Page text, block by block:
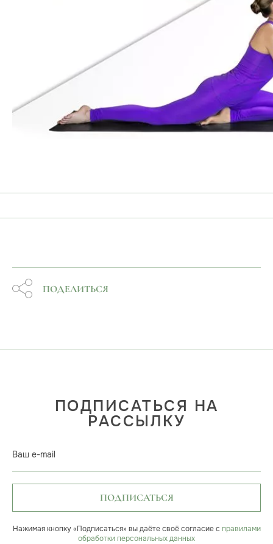
ПОДЕЛИТЬСЯ
ПОДПИСАТЬСЯ НА
РАССЫЛКУ
Ваш e-mail
ПОДПИСАТЬСЯ
Нажимая кнопку «Подписаться» вы даёте своё согласие с правилами
обработки персональных данных